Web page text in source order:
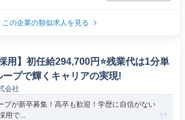
この企業の類似求人を見る
用】初任給294,700円⭐️残業代は1分単
プで輝くキャリアの実現!
会社
プが新卒募集！高卒も歓迎！学歴に自信がない
用で...